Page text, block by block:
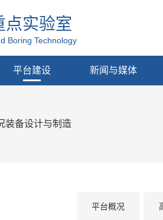
点实验室
Boring Technology
平台建设 新闻与媒体
装备设计与制造
平台概况